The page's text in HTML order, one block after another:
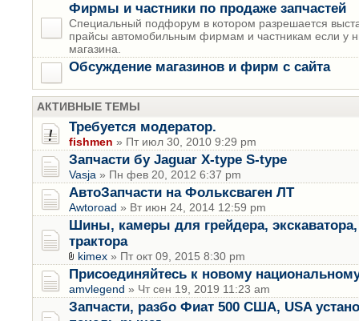
Фирмы и частники по продаже запчастей
Специальный подфорум в котором разрешается
прайсы автомобильным фирмам и частникам если у
магазина.
Обсуждение магазинов и фирм с сайта
АКТИВНЫЕ ТЕМЫ
Требуется модератор.
fishmen » Пт июл 30, 2010 9:29 pm
Запчасти бу Jaguar X-type S-type
Vasja » Пн фев 20, 2012 6:37 pm
АвтоЗапчасти на Фольксваген ЛТ
Awtoroad » Вт июн 24, 2014 12:59 pm
Шины, камеры для грейдера, экскаватора,
трактора
kimex » Пт окт 09, 2015 8:30 pm
Присоединяйтесь к новому
amvlegend » Чт сен 19, 2019 11:23 am
Запчасти, разбо Фиат 500 США, USA